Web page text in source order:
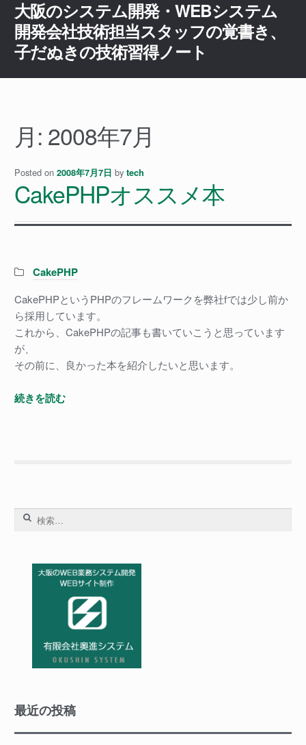
ナ
ビ
ゲ
ー
ス
ッ
プ
コ
ン
テ
ン
ッ
大阪のシステム開発・WEBシステム
開発会社技術担当スタッフの覚書き、
子だぬきの技術習得ノート
月: 2008年7月
Posted on 2008年7月7日 by tech
CakePHPオススメ本
Categories:
CakePHP
CakePHPというPHPのフレームワークを弊社fでは少し前か
ら採用しています。
これから、CakePHPの記事も書いていこうと思っています
が、
その前に、良かった本を紹介したいと思います。
続きを読むCakePHP
最近の投稿